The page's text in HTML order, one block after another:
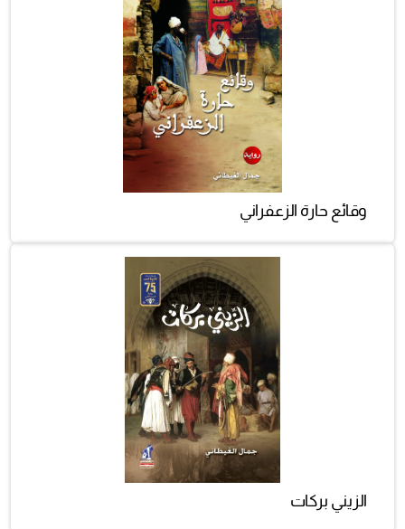
وقائع حارة الزعفراني
الزيني بركات